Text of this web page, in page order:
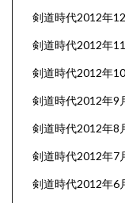
剣道時代2012年
剣道時代2012年
剣道時代2012年
剣道時代2012年9
剣道時代2012年8
剣道時代2012年7
剣道時代2012年6